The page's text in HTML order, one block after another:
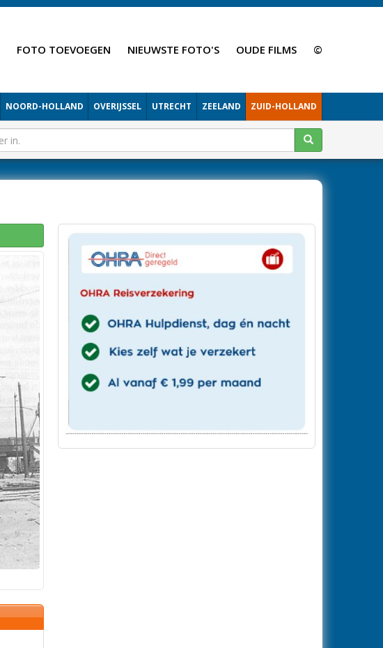
FOTO TOEVOEGEN NIEUWSTE FOTO'S OUDE FILMS ©
NOORD-HOLLAND OVERIJSSEL UTRECHT ZEELAND ZUID-HOLLAND